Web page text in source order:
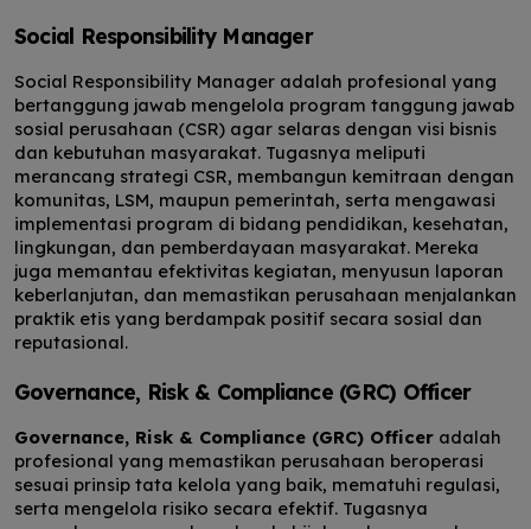
Social Responsibility Manager
Social Responsibility Manager adalah profesional yang
bertanggung jawab mengelola program tanggung jawab
sosial perusahaan (CSR) agar selaras dengan visi bisnis
dan kebutuhan masyarakat. Tugasnya meliputi
merancang strategi CSR, membangun kemitraan dengan
komunitas, LSM, maupun pemerintah, serta mengawasi
implementasi program di bidang pendidikan, kesehatan,
lingkungan, dan pemberdayaan masyarakat. Mereka
juga memantau efektivitas kegiatan, menyusun laporan
keberlanjutan, dan memastikan perusahaan menjalankan
praktik etis yang berdampak positif secara sosial dan
reputasional.
Governance, Risk & Compliance (GRC) Officer
Governance, Risk & Compliance (GRC) Officer adalah
profesional yang memastikan perusahaan beroperasi
sesuai prinsip tata kelola yang baik, mematuhi regulasi,
serta mengelola risiko secara efektif. Tugasnya